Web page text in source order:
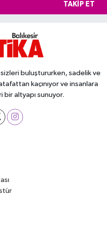
TAKIP ET
buluştururken, sadelik ve
kaçınıyor ve insanlara
bir altyapı sunuyor.